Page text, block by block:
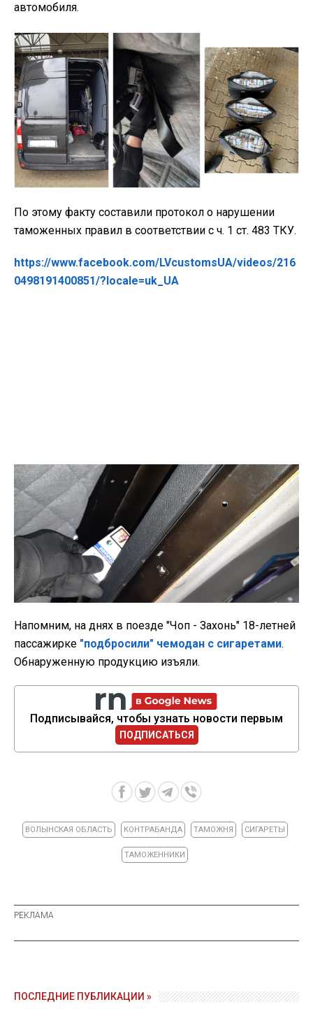
автомобиля.
По этому факту составили протокол о нарушении
таможенных правил в соответствии с ч. 1 ст. 483 ТКУ.
https://www.facebook.com/LVcustomsUA/videos/216
0498191400851/?locale=uk_UA
Напомним, на днях в поезде "Чоп - Захонь" 18-летней
пассажирке "подбросили" чемодан с сигаретами.
Обнаруженную продукцию изъяли.
Подписывайся, чтобы узнать новости первым
ПОДПИСАТЬСЯ
ВОЛЫНСКАЯ ОБЛАСТЬ КОНТРАБАНДА ТАМОЖНЯ СИГАРЕТЫ
ТАМОЖЕННИКИ
ПОСЛЕДНИЕ ПУБЛИКАЦИИ »